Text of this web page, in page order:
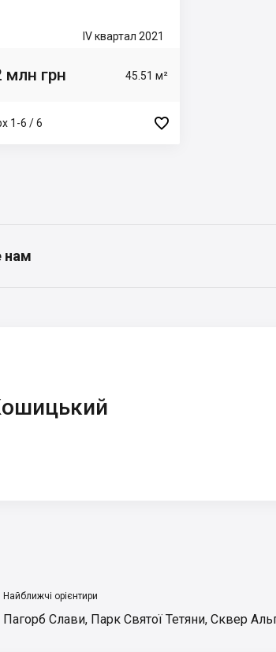
IV квартал 2021
млн грн 45.51 м²
1-6 / 6 
нам
Найближчі орієнтири
Пагорб Слави, Парк Святої Тетяни, Сквер